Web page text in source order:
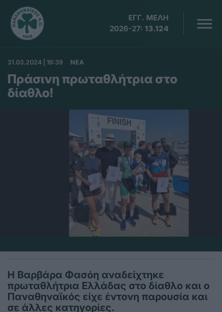
ΕΓΓ. ΜΕΛΗ
2026-27: 13.124
31.03.2024 | 19:39 ΝΕΑ
Πράσινη πρωταθλήτρια στο
δίαθλο!
Η Βαρβάρα Φασόη αναδείχτηκε
πρωταθλήτρια Ελλάδας στο δίαθλο και ο
Παναθηναϊκός είχε έντονη παρουσία και
σε άλλες κατηγορίες.